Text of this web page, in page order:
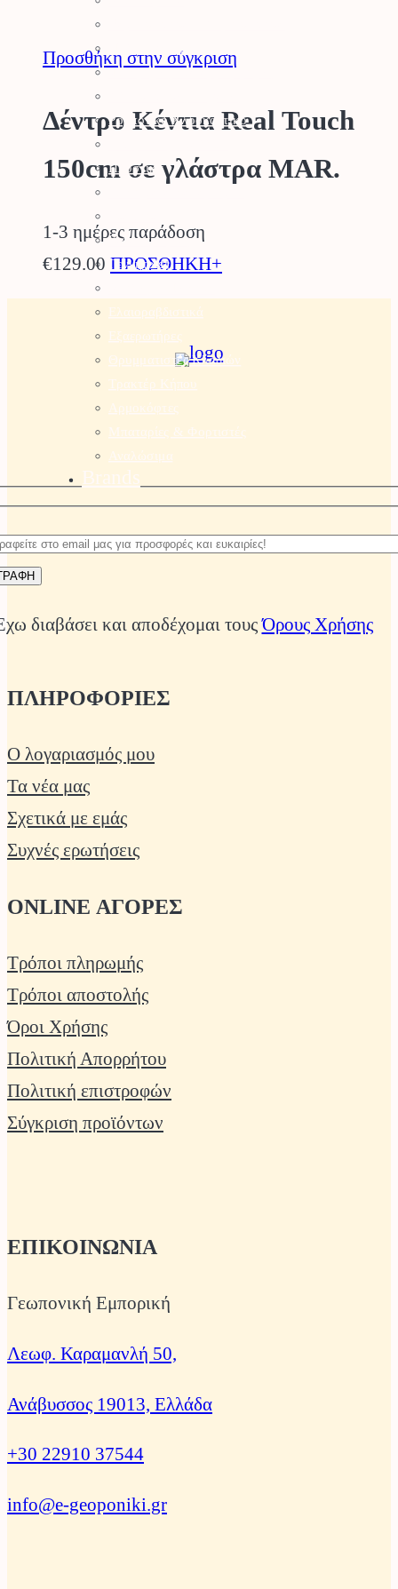
Προσθήκη στην σύγκριση
Δέντρο Κέντια Real Touch
150cm σε γλάστρα MAR.
1-3 ημέρες παράδοση
€129.00 ΠΡΟΣΘΗΚΗ+
διαβάσει και αποδέχομαι τουςΌρους Χρήσης
ΠΛΗΡΟΦΟΡΙΕΣ
Ο λογαριασμός μου
Τα νέα μας
Σχετικά με εμάς
Συχνές ερωτήσεις
ONLINE ΑΓΟΡΕΣ
Τρόποι πληρωμής
Τρόποι αποστολής
Όροι Χρήσης
Πολιτική Απορρήτου
Πολιτική επιστροφών
Σύγκριση προϊόντων
ΕΠΙΚΟΙΝΩΝΙΑ
Γεωπονική Εμπορική
Λεωφ. Καραμανλή 50,
Ανάβυσσος 19013, Ελλάδα
+30 22910 37544
info@e-geoponiki.gr
Πολυμηχάνημα
Φυσητήρες – Αναρροφητήρες
Ρομποτικό Χλοοκοπτικό
Πλυστικά
Καταστροφέας
Γεννήτριες
Ελαιοραβδιστικά
Εξαερωτήρες
Θρυμματιστές Κλαδιών
Τρακτέρ Κήπου
Αρμοκόφτες
Μπαταρίες & Φορτιστές
Αναλώσιμα
Brands